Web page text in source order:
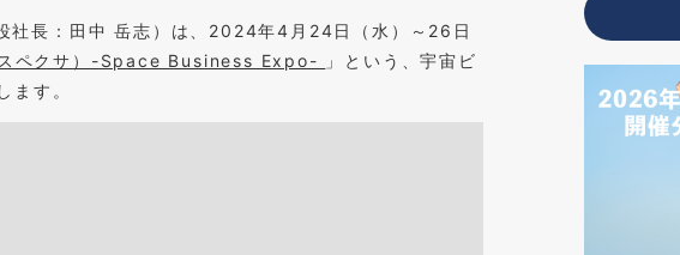
社長：田中 岳志）は、2024年4月24日（水）～26日
ペクサ）-Space Business Expo-
」という、宇宙ビ
ます。